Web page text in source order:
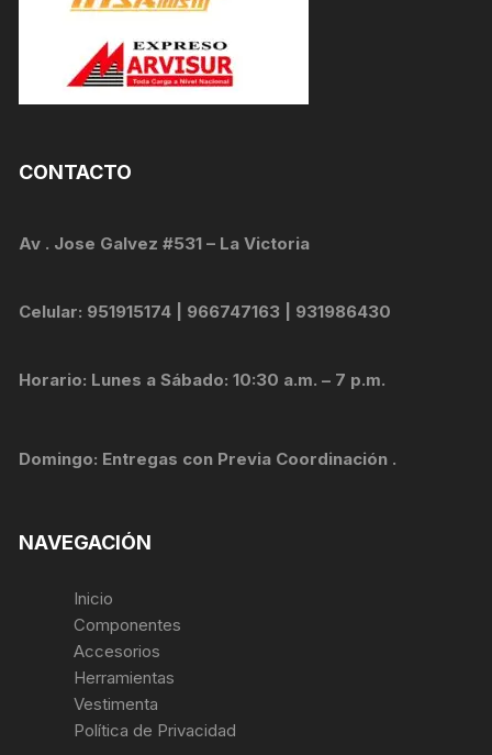
CONTACTO
Av . Jose Galvez #531 – La Victoria
Celular: 951915174 | 966747163 | 931986430
Horario: Lunes a Sábado: 10:30 a.m. – 7 p.m.
Domingo: Entregas con Previa Coordinación .
NAVEGACIÓN
Inicio
Componentes
Accesorios
Herramientas
Vestimenta
Política de Privacidad